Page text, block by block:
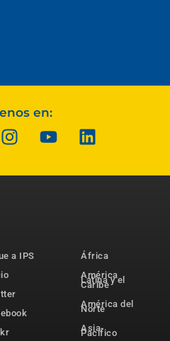
en:
a IPS
África
América
Latina y el
Caribe
América del
Norte
Asia-
Pacífico